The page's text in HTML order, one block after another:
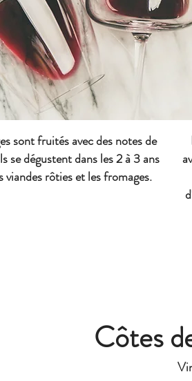
sont fruités avec des notes de
se dégustent dans les 2 à 3 ans
viandes rôties et les fromages.
Côtes